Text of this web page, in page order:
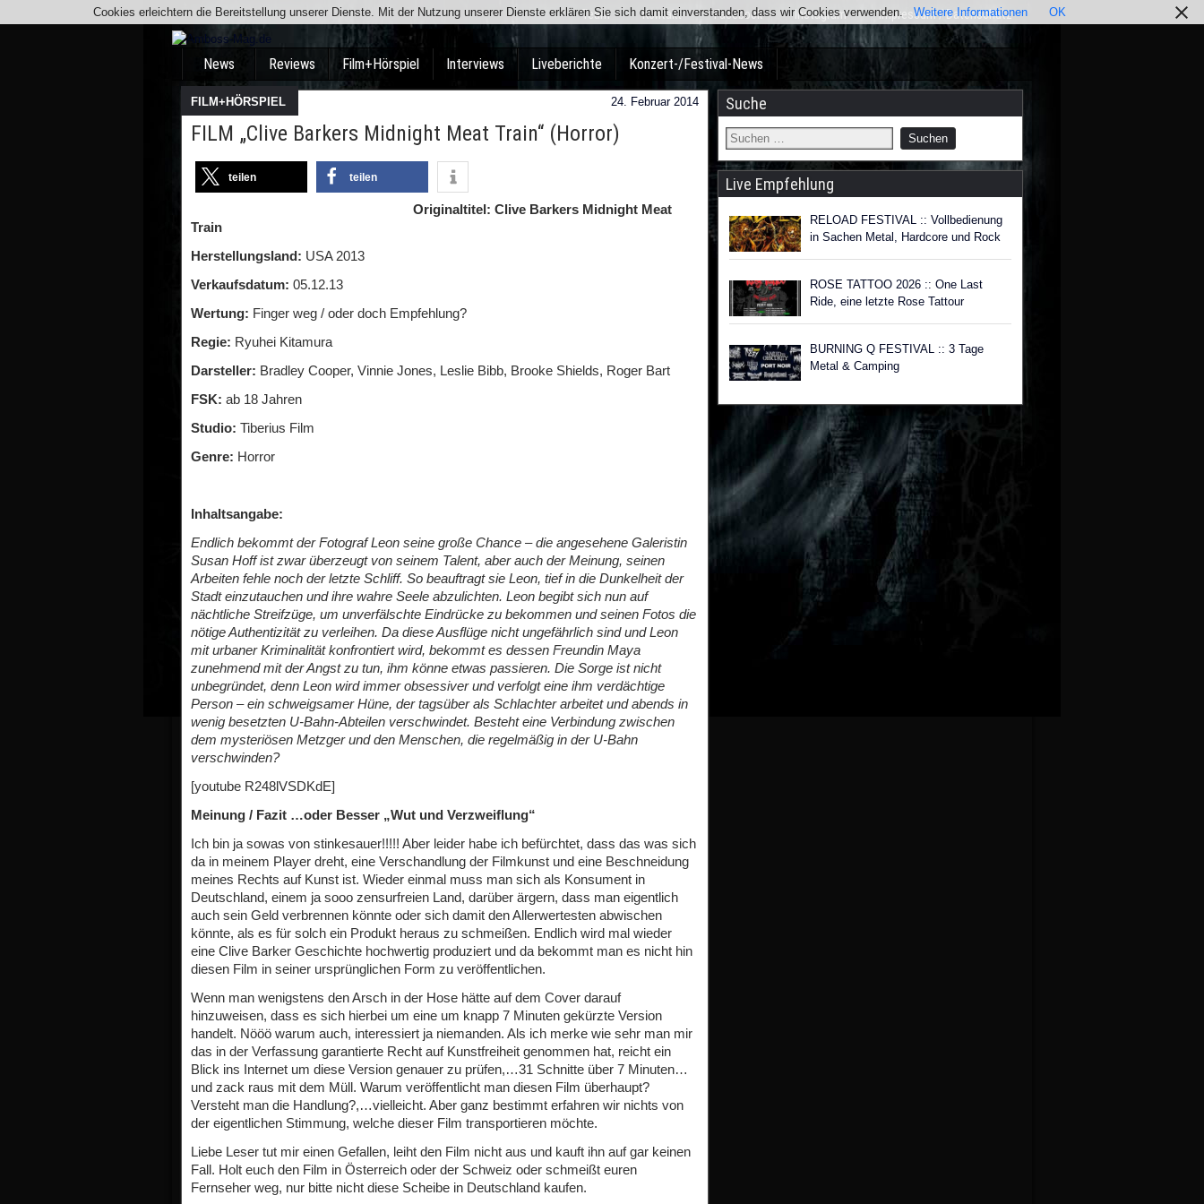
Team Kontakt Facebook Instagram Impressum / Datenschutz
News Reviews Film+Hörspiel Interviews Liveberichte Konzert-/Festival-News
FILM+HÖRSPIEL 24. Februar 2014
FILM „Clive Barkers Midnight Meat Train“ (Horror)
teilen teilen
Originaltitel: Clive Barkers Midnight Meat
Train
Herstellungsland: USA 2013
Verkaufsdatum: 05.12.13
Wertung: Finger weg / oder doch Empfehlung?
Regie: Ryuhei Kitamura
Darsteller: Bradley Cooper, Vinnie Jones, Leslie Bibb, Brooke Shields, Roger Bart
FSK: ab 18 Jahren
Studio: Tiberius Film
Genre: Horror
Inhaltsangabe:
Endlich bekommt der Fotograf Leon seine große Chance – die angesehene Galeristin
Susan Hoff ist zwar überzeugt von seinem Talent, aber auch der Meinung, seinen
Arbeiten fehle noch der letzte Schliff. So beauftragt sie Leon, tief in die Dunkelheit der
Stadt einzutauchen und ihre wahre Seele abzulichten. Leon begibt sich nun auf
nächtliche Streifzüge, um unverfälschte Eindrücke zu bekommen und seinen Fotos die
nötige Authentizität zu verleihen. Da diese Ausflüge nicht ungefährlich sind und Leon
mit urbaner Kriminalität konfrontiert wird, bekommt es dessen Freundin Maya
zunehmend mit der Angst zu tun, ihm könne etwas passieren. Die Sorge ist nicht
unbegründet, denn Leon wird immer obsessiver und verfolgt eine ihm verdächtige
Person – ein schweigsamer Hüne, der tagsüber als Schlachter arbeitet und abends in
wenig besetzten U-Bahn-Abteilen verschwindet. Besteht eine Verbindung zwischen
dem mysteriösen Metzger und den Menschen, die regelmäßig in der U-Bahn
verschwinden?
[youtube R248lVSDKdE]
Meinung / Fazit …oder Besser „Wut und Verzweiflung“
Ich bin ja sowas von stinkesauer!!!!! Aber leider habe ich befürchtet, dass das was sich
da in meinem Player dreht, eine Verschandlung der Filmkunst und eine Beschneidung
meines Rechts auf Kunst ist. Wieder einmal muss man sich als Konsument in
Deutschland, einem ja sooo zensurfreien Land, darüber ärgern, dass man eigentlich
auch sein Geld verbrennen könnte oder sich damit den Allerwertesten abwischen
könnte, als es für solch ein Produkt heraus zu schmeißen. Endlich wird mal wieder
eine Clive Barker Geschichte hochwertig produziert und da bekommt man es nicht hin
diesen Film in seiner ursprünglichen Form zu veröffentlichen.
Wenn man wenigstens den Arsch in der Hose hätte auf dem Cover darauf
hinzuweisen, dass es sich hierbei um eine um knapp 7 Minuten gekürzte Version
handelt. Nööö warum auch, interessiert ja niemanden. Als ich merke wie sehr man mir
das in der Verfassung garantierte Recht auf Kunstfreiheit genommen hat, reicht ein
Blick ins Internet um diese Version genauer zu prüfen,…31 Schnitte über 7 Minuten…
und zack raus mit dem Müll. Warum veröffentlicht man diesen Film überhaupt?
Versteht man die Handlung?,…vielleicht. Aber ganz bestimmt erfahren wir nichts von
der eigentlichen Stimmung, welche dieser Film transportieren möchte.
Liebe Leser tut mir einen Gefallen, leiht den Film nicht aus und kauft ihn auf gar keinen
Fall. Holt euch den Film in Österreich oder der Schweiz oder schmeißt euren
Fernseher weg, nur bitte nicht diese Scheibe in Deutschland kaufen.
Suche
Live Empfehlung
RELOAD FESTIVAL :: Vollbedienung
in Sachen Metal, Hardcore und Rock
ROSE TATTOO 2026 :: One Last
Ride, eine letzte Rose Tattour
BURNING Q FESTIVAL :: 3 Tage
Metal & Camping
Cookies erleichtern die Bereitstellung unserer Dienste. Mit der Nutzung unserer Dienste erklären Sie sich damit einverstanden, dass wir Cookies verwenden. Weitere Informationen OK